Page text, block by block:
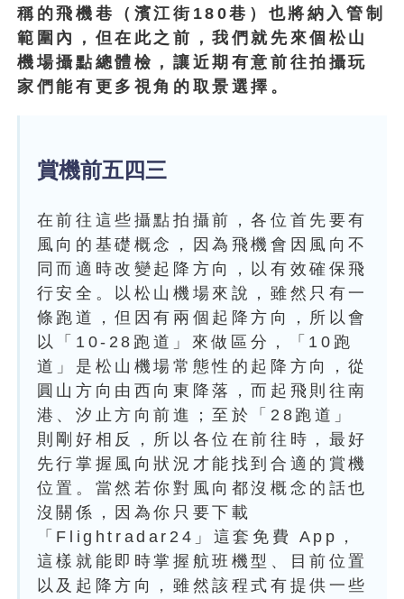
稱的飛機巷（濱江街180巷）也將納入管制
範圍內，但在此之前，我們就先來個松山
機場攝點總體檢，讓近期有意前往拍攝玩
家們能有更多視角的取景選擇。
賞機前五四三
在前往這些攝點拍攝前，各位首先要有
風向的基礎概念，因為飛機會因風向不
同而適時改變起降方向，以有效確保飛
行安全。以松山機場來說，雖然只有一
條跑道，但因有兩個起降方向，所以會
以「10-28跑道」來做區分，「10跑
道」是松山機場常態性的起降方向，從
圓山方向由西向東降落，而起飛則往南
港、汐止方向前進；至於「28跑道」
則剛好相反，所以各位在前往時，最好
先行掌握風向狀況才能找到合適的賞機
位置。當然若你對風向都沒概念的話也
沒關係，因為你只要下載
「Flightradar24」這套免費 App，
這樣就能即時掌握航班機型、目前位置
以及起降方向，雖然該程式有提供一些